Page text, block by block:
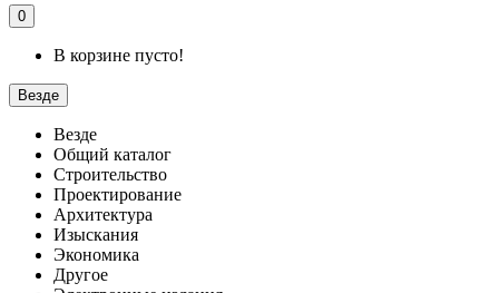
0
В корзине пусто!
Везде
Везде
Общий каталог
Строительство
Проектирование
Архитектура
Изыскания
Экономика
Другое